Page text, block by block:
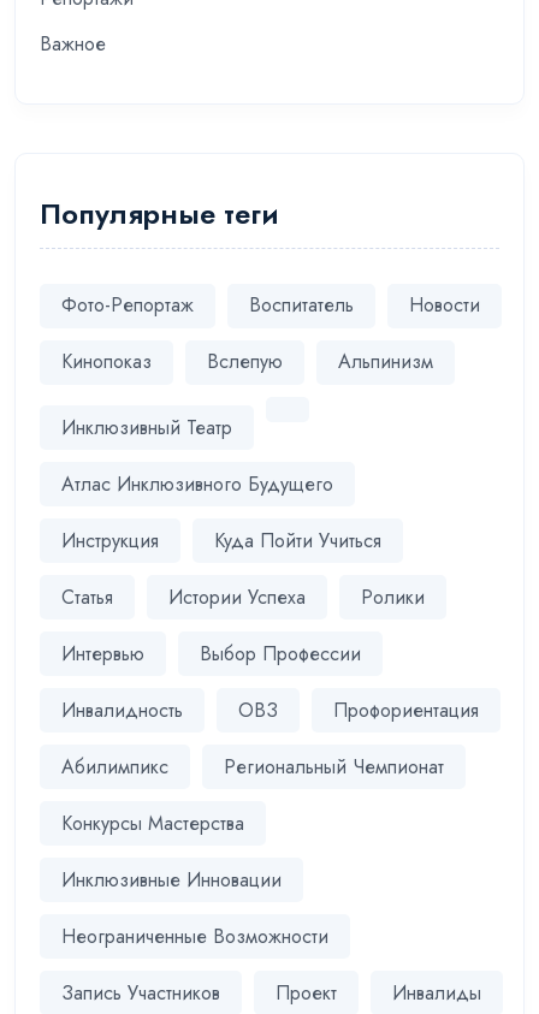
Важное
Популярные теги
Фото-Репортаж Воспитатель Новости
Кинопоказ Вслепую Альпинизм
Инклюзивный Театр
Атлас Инклюзивного Будущего
Инструкция Куда Пойти Учиться
Статья Истории Успеха Ролики
Интервью Выбор Профессии
Инвалидность ОВЗ Профориентация
Абилимпикс Региональный Чемпионат
Конкурсы Мастерства
Инклюзивные Инновации
Неограниченные Возможности
Запись Участников Проект Инвалиды